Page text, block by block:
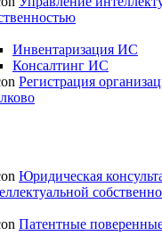
Инвентаризация ИС
Консалтинг ИС
Регистрация
Юридическая
Патентные